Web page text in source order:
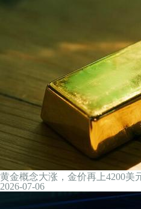
商务部：对应用DNA科学公司等
国家能源局：推动农村分布式可